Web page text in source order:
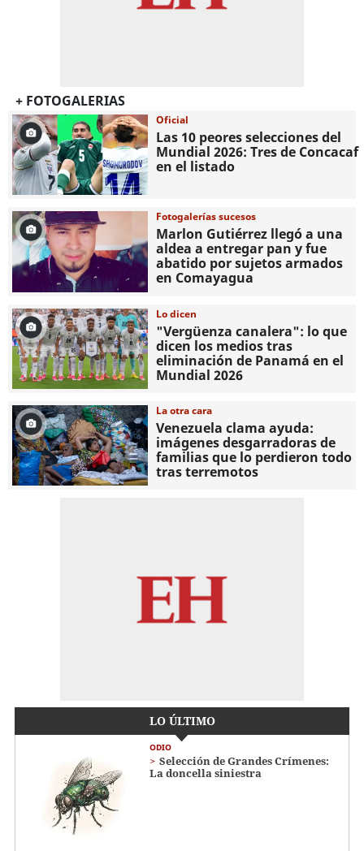
+ FOTOGALERIAS
Oficial
Las 10 peores selecciones del
Mundial 2026: Tres de Concacaf
en el listado
Fotogalerías sucesos
Marlon Gutiérrez llegó a una
aldea a entregar pan y fue
abatido por sujetos armados
en Comayagua
Lo dicen
"Vergüenza canalera": lo que
dicen los medios tras
eliminación de Panamá en el
Mundial 2026
La otra cara
Venezuela clama ayuda:
imágenes desgarradoras de
familias que lo perdieron todo
tras terremotos
LO ÚLTIMO
ODIO
Selección de Grandes Crímenes:
La doncella siniestra